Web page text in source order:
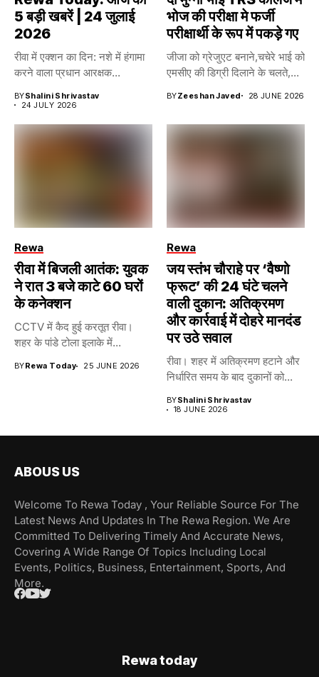
5 बड़ी खबरें | 24 जुलाई
2026
रीवा में एक्शन का दिन: नशे में हंगामा
करने वाला प्रधान आरक्षक...
BYShalini Shrivastav
24 JULY 2026
भोज की परीक्षा मे फर्जी
परीक्षार्थी के रूप में पकड़े गए
जीजा को ग्रेजुएट बनाने,चचेरे भाई को
एमसीए की डिग्री दिलाने के चलते,...
BYZeeshan Javed 28 JUNE 2026
Rewa
रीवा में बिजली आतंक: युवक
ने रात 3 बजे काटे 60 घरों
के कनेक्शन
CCTV में कैद हुई करतूत रीवा।
शहर के पांडे टोला इलाके में...
BYRewa Today 25 JUNE 2026
Rewa
जय स्तंभ चौराहे पर ‘वैष्णो
फ्रूट’ की 24 घंटे चलने
वाली दुकान: अतिक्रमण
और कार्रवाई में दोहरे मानदंड
पर उठे सवाल
रीवा। शहर में अतिक्रमण हटाने और
निर्धारित समय के बाद दुकानों को...
BYShalini Shrivastav
18 JUNE 2026
ABOUS US
Welcome To Rewa Today , Your Reliable Source For The
Latest News And Updates In The Rewa Region. We Are
Committed To Delivering Timely And Accurate News,
Covering A Wide Range Of Topics Including Local
Events, Politics, Business, Entertainment, Sports, And
More.
Rewa today